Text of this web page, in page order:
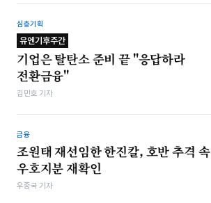
심층기획
유엔기후주간
기업은 탈탄소 준비 끝 "응답하라
전환금융"
김민호 기자
금융
조원태 재선임한 한진칼, 호반 추격 속
우호지분 재확인
우종국 기자